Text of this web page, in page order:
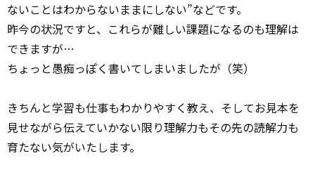
ないことはわからないままにしない”などです。
昨今の状況ですと、これらが難しい課題になるのも理解は
できますが…
ちょっと愚痴っぽく書いてしまいましたが（笑）
きちんと学習も仕事もわかりやすく教え、そしてお見本を
見せながら伝えていかない限り理解力もその先の読解力も
育たない気がいたします。